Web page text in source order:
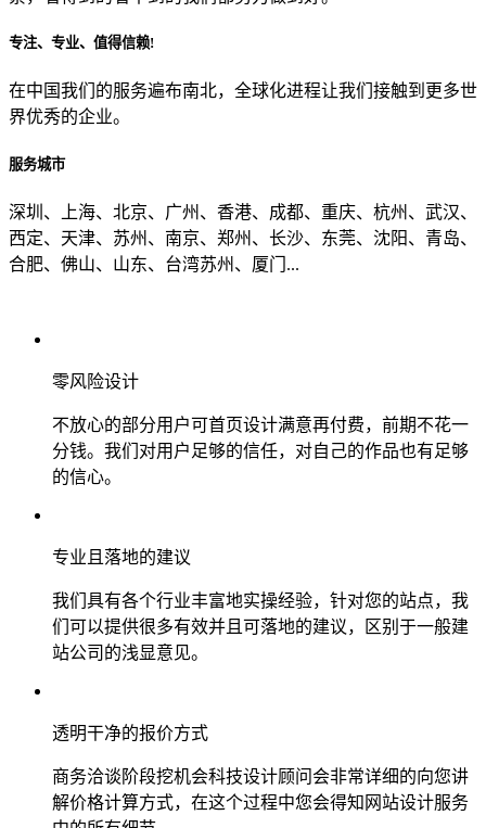
专注、专业、值得信赖!
在中国我们的服务遍布南北，全球化进程让我们接触到更多世
界优秀的企业。
服务城市
深圳、上海、北京、广州、香港、成都、重庆、杭州、武汉、
西定、天津、苏州、南京、郑州、长沙、东莞、沈阳、青岛、
合肥、佛山、山东、台湾苏州、厦门...
零风险设计
不放心的部分用户可首页设计满意再付费，前期不花一
分钱。我们对用户足够的信任，对自己的作品也有足够
的信心。
专业且落地的建议
我们具有各个行业丰富地实操经验，针对您的站点，我
们可以提供很多有效并且可落地的建议，区别于一般建
站公司的浅显意见。
透明干净的报价方式
商务洽谈阶段挖机会科技设计顾问会非常详细的向您讲
解价格计算方式，在这个过程中您会得知网站设计服务